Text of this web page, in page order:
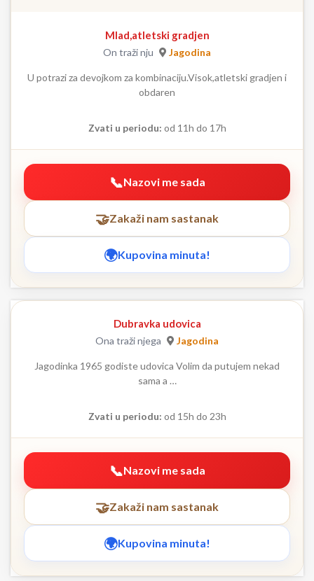
Mlad,atletski gradjen
On traži nju Jagodina
U potrazi za devojkom za kombinaciju.Visok,atletski gradjen i
obdaren
Zvati u periodu: od 11h do 17h
Nazovi me sada
Zakaži nam sastanak
Kupovina minuta!
Dubravka udovica
Ona traži njega Jagodina
Jagodinka 1965 godiste udovica Volim da putujem nekad
sama a …
Zvati u periodu: od 15h do 23h
Nazovi me sada
Zakaži nam sastanak
Kupovina minuta!